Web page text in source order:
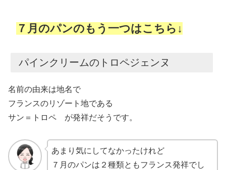
７月のパンのもう一つはこちら↓
パインクリームのトロペジェンヌ
名前の由来は地名で
フランスのリゾート地である
サン＝トロペ が発祥だそうです。
あまり気にしてなかったけれど
７月のパンは２種類ともフランス発祥でし